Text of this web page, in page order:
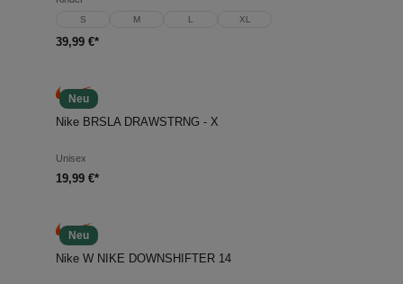
S M L XL
39,99 €*
Neu
Nike BRSLA DRAWSTRNG - X
Unisex
19,99 €*
Neu
Nike W NIKE DOWNSHIFTER 14